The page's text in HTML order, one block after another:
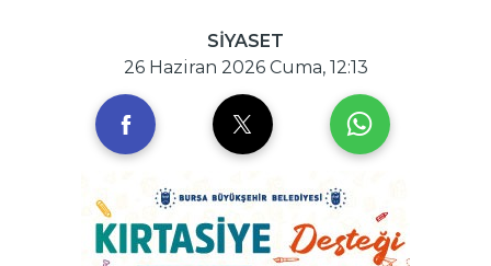
SİYASET
26 Haziran 2026 Cuma, 12:13